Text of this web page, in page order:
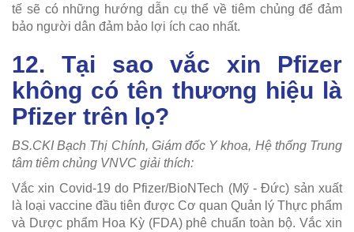
tế sẽ có những hướng dẫn cụ thể về tiêm chủng để đảm
bảo người dân đảm bảo lợi ích cao nhất.
12. Tại sao vắc xin Pfizer
không có tên thương hiệu là
Pfizer trên lọ?
BS.CKI Bạch Thị Chính, Giám đốc Y khoa, Hệ thống Trung
tâm tiêm chủng VNVC giải thích:
Vắc xin Covid-19 do Pfizer/BioNTech (Mỹ - Đức) sản xuất
là loại vaccine đầu tiên được Cơ quan Quản lý Thực phẩm
và Dược phẩm Hoa Kỳ (FDA) phê chuẩn toàn bộ. Vắc xin